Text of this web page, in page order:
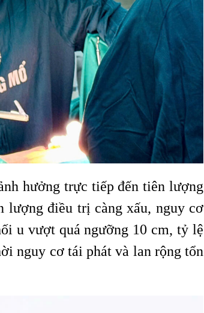
hưởng trực tiếp đến tiên lượng
lượng điều trị càng xấu, nguy cơ
u vượt quá ngưỡng 10 cm, tỷ lệ
nguy cơ tái phát và lan rộng tổn